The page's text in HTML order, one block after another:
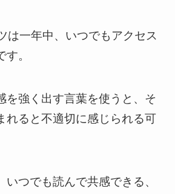
は一年中、いつでもアクセス
。
を強く出す言葉を使うと、そ
れると不適切に感じられる可
いつでも読んで共感できる、